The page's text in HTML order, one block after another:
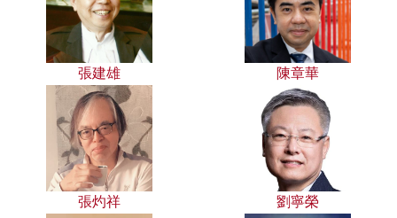
張建雄 陳章華
張灼祥 劉寧榮